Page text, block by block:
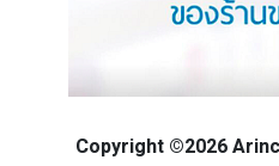
Copyright ©2026